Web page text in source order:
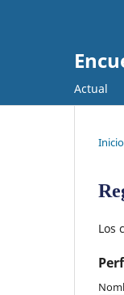
Actual
Inicio
Los